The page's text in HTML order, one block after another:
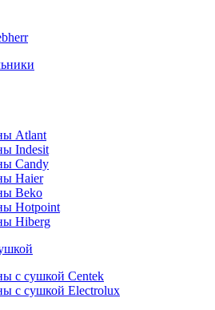
Atlant
Indesit
Candy
Haier
Beko
Hotpoint
Hiberg
с сушкой Centek
с сушкой Electrolux